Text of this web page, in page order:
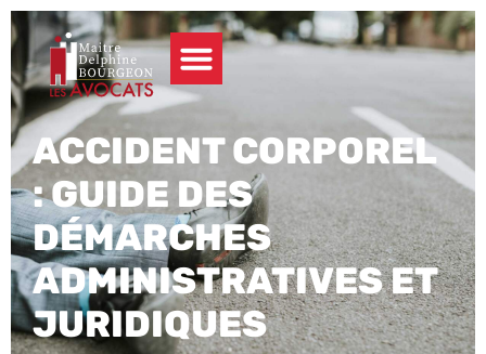
ACCIDENT CORPOREL
: GUIDE DES
DÉMARCHES
ADMINISTRATIVES ET
JURIDIQUES